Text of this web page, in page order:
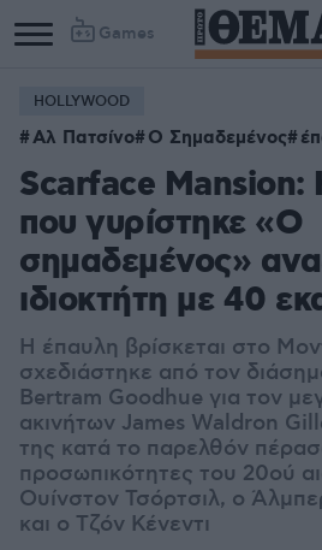
Games
HOLLYWOOD
Αλ Πατσίνο Ο Σημαδεμένος
Scarface Mansion:
που γυρίστηκε «Ο
σημαδεμένος»
ιδιοκτήτη με 40
H έπαυλη βρίσκεται στο
σχεδιάστηκε από τον
Bertram Goodhue για τον
ακινήτων James Waldron
της κατά το παρελθόν
προσωπικότητες του 20ού
Ουίνστον Τσόρτσιλ, ο
και ο Τζόν Κένεντι